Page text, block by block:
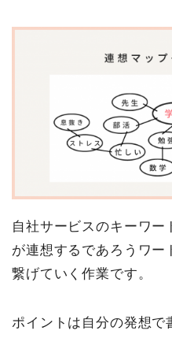
自社サービスのキーワー
が連想するであろうワー
繋げていく作業です。
ポイントは自分の発想で